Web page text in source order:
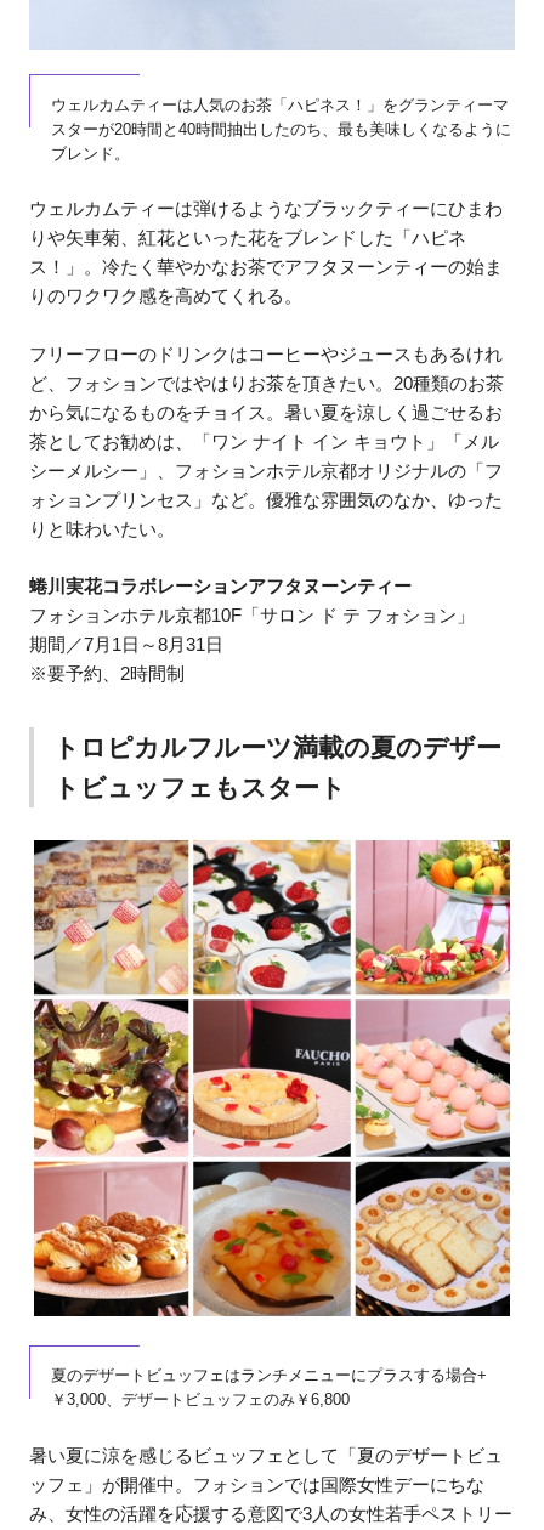
ウェルカムティーは人気のお茶「ハピネス！」をグランティーマ
スターが20時間と40時間抽出したのち、最も美味しくなるように
ブレンド。
ウェルカムティーは弾けるようなブラックティーにひまわ
りや矢車菊、紅花といった花をブレンドした「ハピネ
ス！」。冷たく華やかなお茶でアフタヌーンティーの始ま
りのワクワク感を高めてくれる。
フリーフローのドリンクはコーヒーやジュースもあるけれ
ど、フォションではやはりお茶を頂きたい。20種類のお茶
から気になるものをチョイス。暑い夏を涼しく過ごせるお
茶としてお勧めは、「ワン ナイト イン キョウト」「メル
シーメルシー」、フォションホテル京都オリジナルの「フ
ォションプリンセス」など。優雅な雰囲気のなか、ゆった
りと味わいたい。
蜷川実花コラボレーションアフタヌーンティー
フォションホテル京都10F「サロン ド テ フォション」
期間／7月1日～8月31日
※要予約、2時間制
トロピカルフルーツ満載の夏のデザー
トビュッフェもスタート
夏のデザートビュッフェはランチメニューにプラスする場合+
￥3,000、デザートビュッフェのみ￥6,800
暑い夏に涼を感じるビュッフェとして「夏のデザートビュ
ッフェ」が開催中。フォションでは国際女性デーにちな
み、女性の活躍を応援する意図で3人の女性若手ペストリー